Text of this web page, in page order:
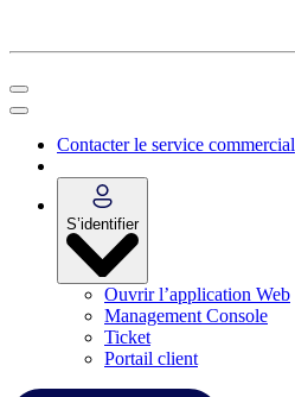
Contacter le service commercial
S’identifier
Ouvrir l’application Web
Management Console
Ticket
Portail client